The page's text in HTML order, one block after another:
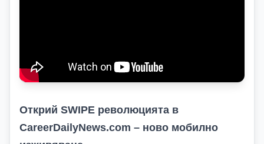
Открий SWIPE революцията в
CareerDailyNews.com – ново мобилно